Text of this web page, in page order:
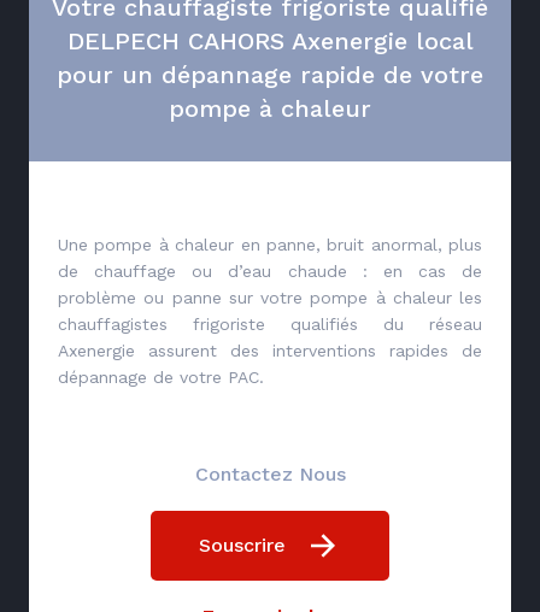
Votre chauffagiste frigoriste qualifié
DELPECH CAHORS Axenergie local
pour un dépannage rapide de votre
pompe à chaleur
Une pompe à chaleur en panne, bruit anormal, plus
de chauffage ou d’eau chaude : en cas de
problème ou panne sur votre pompe à chaleur les
chauffagistes frigoriste qualifiés du réseau
Axenergie assurent des interventions rapides de
dépannage de votre PAC.
Contactez Nous
Souscrire